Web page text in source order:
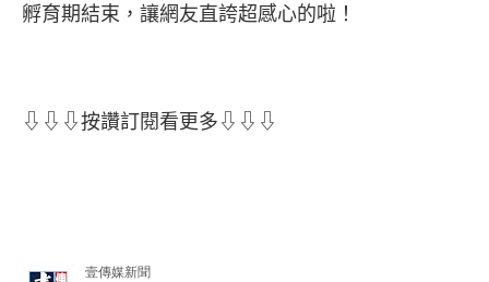
孵育期結束，讓網友直誇超感心的啦！
⇩⇩⇩按讚訂閱看更多⇩⇩⇩